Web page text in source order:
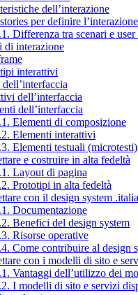
dell’interazione
per definire l’interazione
Differenza tra scenari e user
di interazione
interattivi
dell’interfaccia
dell’interfaccia
Elementi di composizione
Elementi interattivi
Elementi testuali (microtesti)
e costruire in alta fedeltà
Layout di pagina
Prototipi in alta fedeltà
con il design system .italia
Documentazione
Benefici del design system
Risorse operative
Come contribuire al design
con i modelli di sito e
Vantaggi dell’utilizzo dei
I modelli di sito e servizi